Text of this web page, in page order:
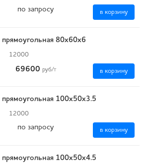
по запросу в корзину
прямоугольная 80х60х6
12000
69600 руб/т в корзину
прямоугольная 100х50х3.5
12000
по запросу в корзину
прямоугольная 100х50х4.5